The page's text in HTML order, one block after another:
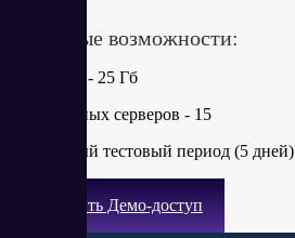
Ключевые возможности:
Диск SSD - 25 Гб
Виртуальных серверов - 15
Бесплатный тестовый период (5 дней)
Получить Демо-доступ